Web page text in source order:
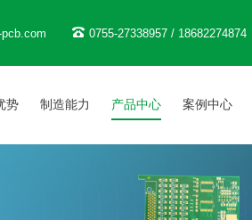
0755-27338957 / 18682274874
势 制造能力 产品中心 案例中心